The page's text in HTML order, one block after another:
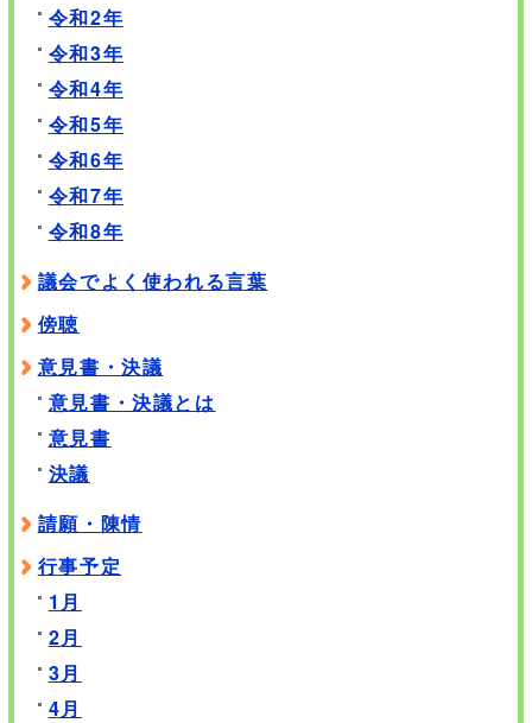
令和2年
令和3年
令和4年
令和5年
令和6年
令和7年
令和8年
議会でよく使われる言葉
傍聴
意見書・決議
意見書・決議とは
意見書
決議
請願・陳情
行事予定
1月
2月
3月
4月